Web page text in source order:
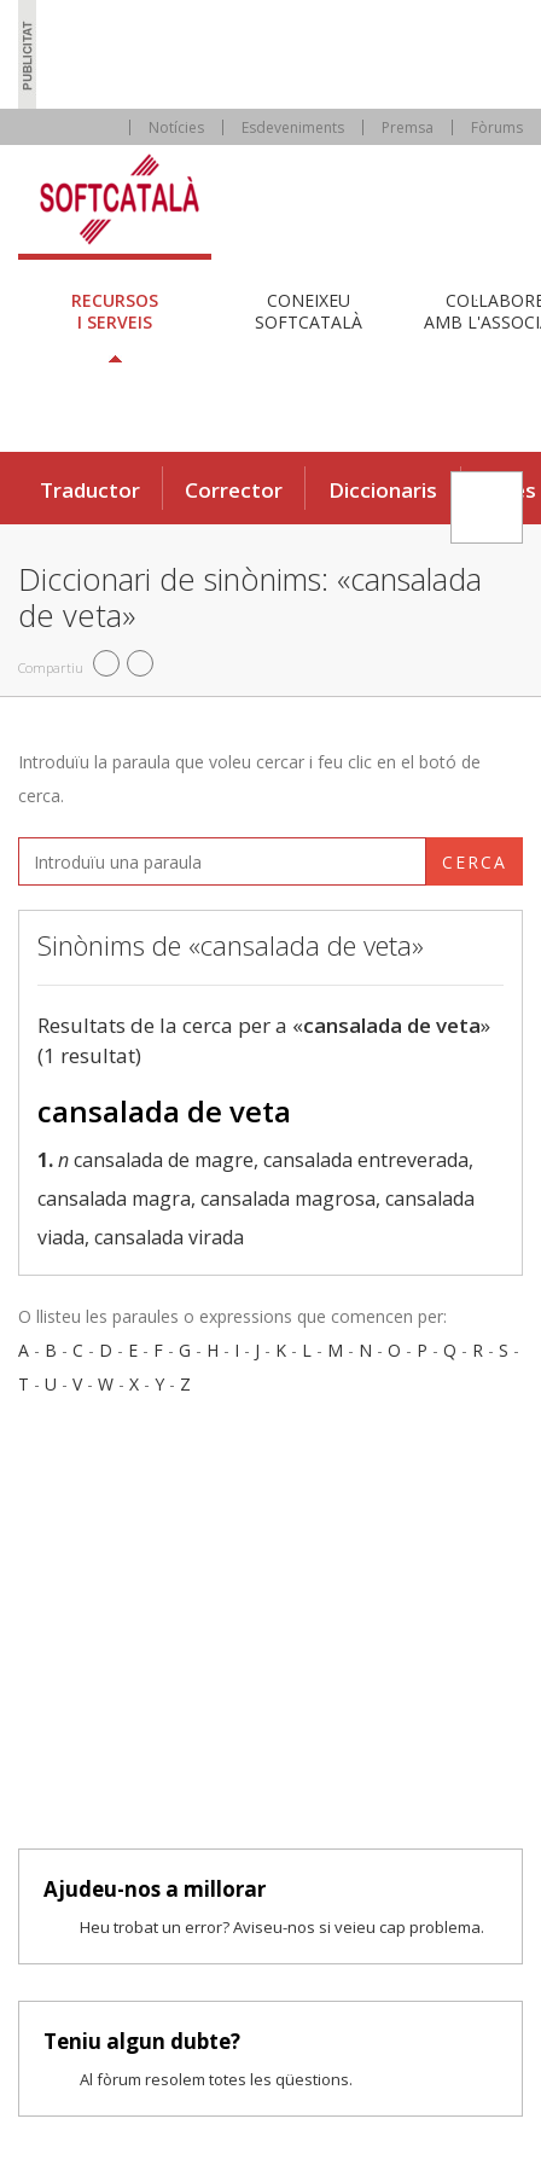
Notícies Esdeveniments Premsa Fòrums
RECURSOS
I SERVEIS
CONEIXEU
SOFTCATALÀ
AMB
Traductor Corrector Diccionaris Eines
Diccionari de sinònims: «cansalada
de veta»
Compartiu
Introduïu la paraula que voleu cercar i feu clic en el botó de
cerca.
CERCA
Sinònims de «cansalada de veta»
Resultats de la cerca per a «cansalada de veta»
(1 resultat)
cansalada de veta
1.ncansalada de magre, cansalada entreverada,
cansalada magra, cansalada magrosa, cansalada
viada, cansalada virada
O llisteu les paraules o expressions que comencen per:
A - B - C - D - E - F - G - H - I - J - K - L - M - N - O - P - Q - R - S -
T - U - V- W - X - Y - Z
Ajudeu-nos a millorar
Heu trobat un error? Aviseu-nos si veieu cap problema.
Teniu algun dubte?
Al fòrum resolem totes les qüestions.